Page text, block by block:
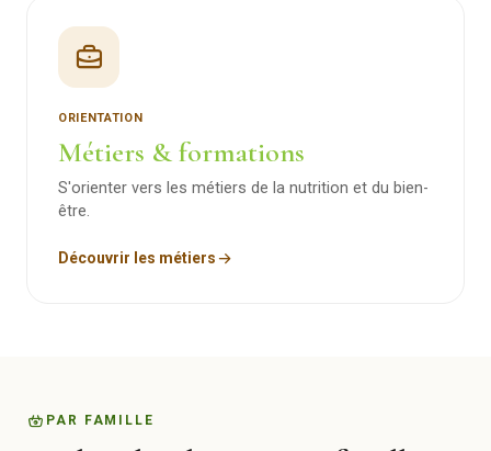
ORIENTATION
Métiers & formations
S'orienter vers les métiers de la nutrition et du bien-
être.
Découvrir les métiers
PAR FAMILLE